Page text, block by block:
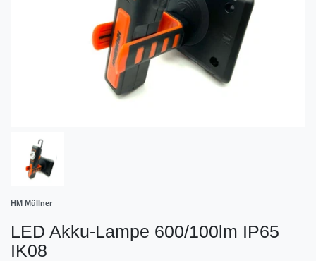
HM Müllner
LED Akku-Lampe 600/100lm IP65
IK08